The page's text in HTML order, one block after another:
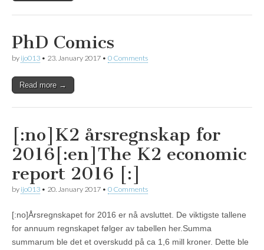
PhD Comics
by ijo013 • 23. January 2017 • 0 Comments
Read more →
[:no]K2 årsregnskap for
2016[:en]The K2 economic
report 2016 [:]
by ijo013 • 20. January 2017 • 0 Comments
[:no]Årsregnskapet for 2016 er nå avsluttet. De viktigste tallene
for annuum regnskapet følger av tabellen her.Summa
summarum ble det et overskudd på ca 1,6 mill kroner. Dette ble